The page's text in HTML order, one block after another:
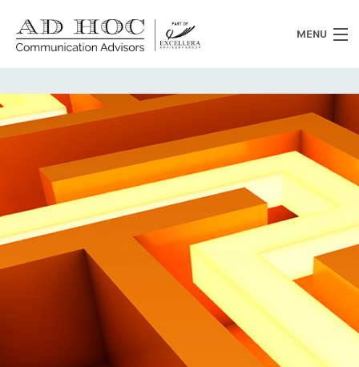
MENU
Chi siamo
Cosa facciamo
News
Clienti
Heritage
Lavora con noi